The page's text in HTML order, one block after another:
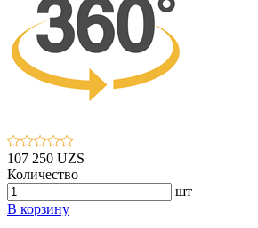
107 250 UZS
Количество
шт
В корзину